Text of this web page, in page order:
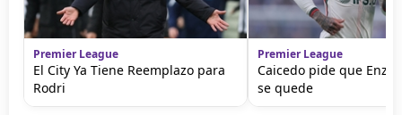
Premier League
El City Ya Tiene Reemplazo para
Rodri
Premier League
Caicedo pide que Enzo
se quede